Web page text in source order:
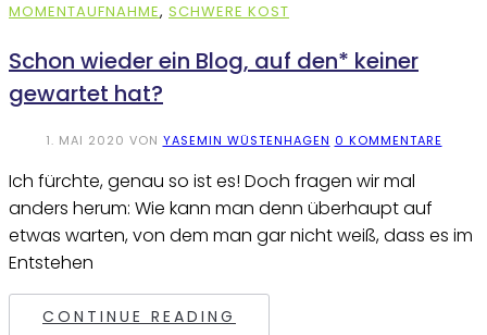
MOMENTAUFNAHME, SCHWERE KOST
Schon wieder ein Blog, auf den* keiner
gewartet hat?
1. MAI 2020 VON YASEMIN WÜSTENHAGEN 0 KOMMENTARE
Ich fürchte, genau so ist es! Doch fragen wir mal
anders herum: Wie kann man denn überhaupt auf
etwas warten, von dem man gar nicht weiß, dass es im
Entstehen
CONTINUE READING